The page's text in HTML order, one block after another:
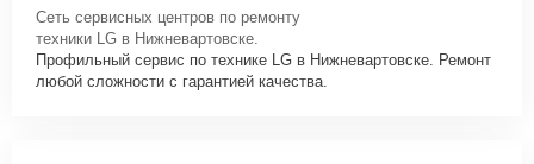
Сеть сервисных центров по ремонту
техники LG в Нижневартовске.
Профильный сервис по технике LG в Нижневартовске. Ремонт
любой сложности с гарантией качества.